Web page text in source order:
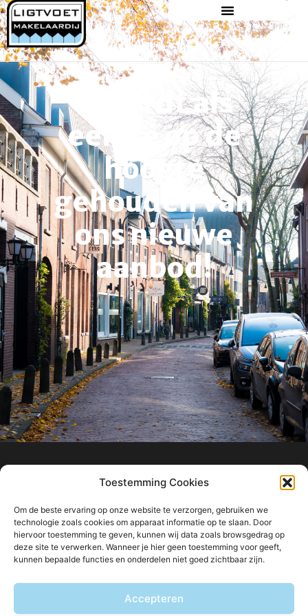
Toestemming Cookies
Om de beste ervaring op onze website te verzorgen, gebruiken we
technologie zoals cookies om apparaat informatie op te slaan. Door
hiervoor toestemming te geven, kunnen wij data zoals browsgedrag op
deze site te verwerken. Wanneer je hier geen toestemming voor geeft,
kunnen bepaalde functies en onderdelen niet goed zichtbaar zijn.
Accepteren
BEDANKT
U wordt als
eerste op de
hoogte
gehouden van
ons nieuwe
aanbod!
info@ligtvoetmakelaardij.nl
040 222 0000
Boutenslaan 8
5615 CW Eindhoven
Blijf op de hoogte van ons aanbod: